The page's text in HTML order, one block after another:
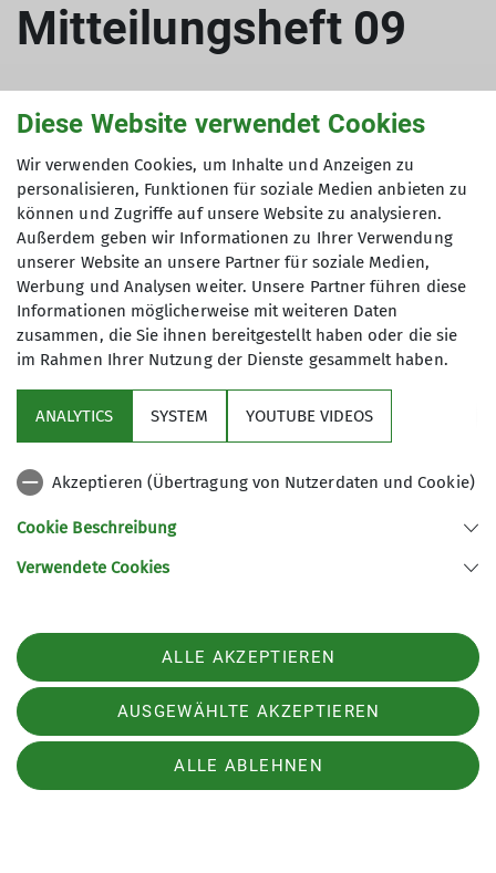
Mitteilungsheft 09
1995
01.01.1995
Mitteilungshefte
Mitteilungsheft lesen:pdf-Datei
Diese Website verwendet Cookies
Wir verwenden Cookies, um Inhalte und Anzeigen zu
personalisieren, Funktionen für soziale Medien anbieten zu
können und Zugriffe auf unsere Website zu analysieren.
Außerdem geben wir Informationen zu Ihrer Verwendung
unserer Website an unsere Partner für soziale Medien,
Werbung und Analysen weiter. Unsere Partner führen diese
Informationen möglicherweise mit weiteren Daten
zusammen, die Sie ihnen bereitgestellt haben oder die sie
im Rahmen Ihrer Nutzung der Dienste gesammelt haben.
ANALYTICS SYSTEM YOUTUBE VIDEOS
Akzeptieren (Übertragung von Nutzerdaten und Cookie)
Cookie Beschreibung
Verwendete Cookies
ALLE AKZEPTIEREN
AUSGEWÄHLTE AKZEPTIEREN
ALLE ABLEHNEN